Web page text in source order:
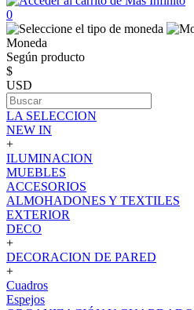
0
Moneda
Según producto
$
USD
LA SELECCION
NEW IN
+
ILUMINACION
MUEBLES
ACCESORIOS
ALMOHADONES Y TEXTILES
EXTERIOR
DECO
+
DECORACION DE PARED
+
Cuadros
Espejos